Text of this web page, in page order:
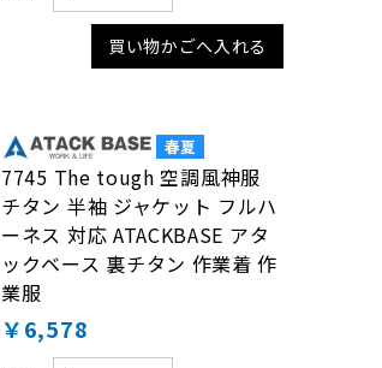
買い物かごへ入れる
7745 The tough 空調風神服
チタン 半袖 ジャケット フルハ
ーネス 対応 ATACKBASE アタ
ックベース 裏チタン 作業着 作
業服
￥6,578